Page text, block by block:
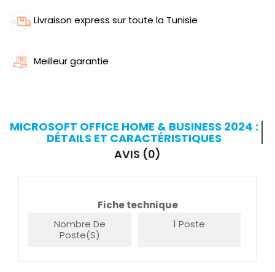
Livraison express sur toute la Tunisie
Meilleur garantie
MICROSOFT OFFICE HOME & BUSINESS 2024 :
DÉTAILS ET CARACTÉRISTIQUES
AVIS (0)
Fiche technique
Nombre De
Poste(s)
1 Poste